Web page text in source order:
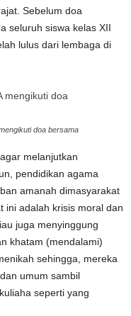
Sebelum doa
seluruh siswa kelas XII
lulus dari lembaga di
doa bersama
melanjutkan
pendidikan agama
amanah dimasyarakat
ini adalah krisis moral dan
juga menyinggung
khatam (mendalami)
sehingga, mereka
umum sambil
seperti yang